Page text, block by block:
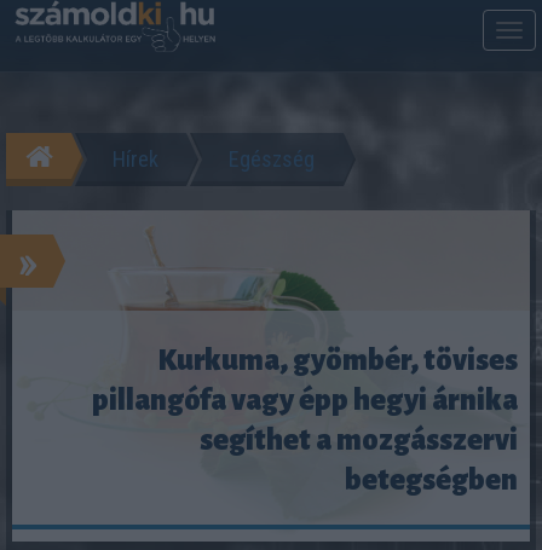
Hírek Egészség
»
Kurkuma, gyömbér, tövises
pillangófa vagy épp hegyi árnika
segíthet a mozgásszervi
betegségben